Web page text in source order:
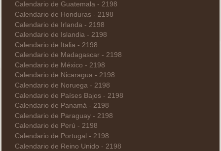
Calendario de Guatemala - 2198
Calendario de Honduras - 2198
Calendario de Irlanda - 2198
Calendario de Islandia - 2198
Calendario de Italia - 2198
Calendario de Madagascar - 2198
Calendario de México - 2198
Calendario de Nicaragua - 2198
Calendario de Noruega - 2198
Calendario de Países Bajos - 2198
Calendario de Panamá - 2198
Calendario de Paraguay - 2198
Calendario de Perú - 2198
Calendario de Portugal - 2198
Calendario de Reino Unido - 2198